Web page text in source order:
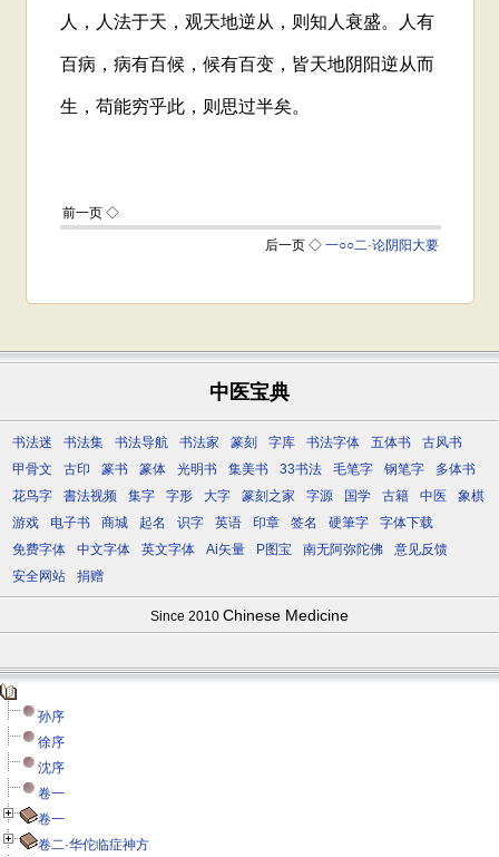
中医宝典
书法迷 书法集 书法导航 书法家 篆刻 字库 书法字体 五体书
古风书
甲骨文
古印 篆书 篆体 光明书 集美书 33书法 毛笔字 钢笔字
多体书
花鸟字
書法视频 集字 字形 大字 篆刻之家 字源 国学 古籍 中医
象棋
游戏
电子书 商城 起名 识字 英语 印章 签名 硬筆字
字体下载
免费字体
中文字体 英文字体 Ai矢量 P图宝 南无阿弥陀佛
意见反馈
安全网站
捐赠
Since 2010 Chinese Medicine
孙序
徐序
沈序
卷一
卷一
卷二·华佗临症神方